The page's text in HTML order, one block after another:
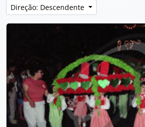
Direção: Descendente